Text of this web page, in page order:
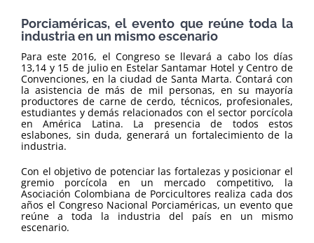
Porciaméricas, el evento que reúne toda la
industria en un mismo escenario
Para este 2016, el Congreso se llevará a cabo los días
13,14 y 15 de julio en Estelar Santamar Hotel y Centro de
Convenciones, en la ciudad de Santa Marta. Contará con
la asistencia de más de mil personas, en su mayoría
productores de carne de cerdo, técnicos, profesionales,
estudiantes y demás relacionados con el sector porcícola
en América Latina. La presencia de todos estos
eslabones, sin duda, generará un fortalecimiento de la
industria.
Con el objetivo de potenciar las fortalezas y posicionar el
gremio porcícola en un mercado competitivo, la
Asociación Colombiana de Porcicultores realiza cada dos
años el Congreso Nacional Porciaméricas, un evento que
reúne a toda la industria del país en un mismo
escenario.